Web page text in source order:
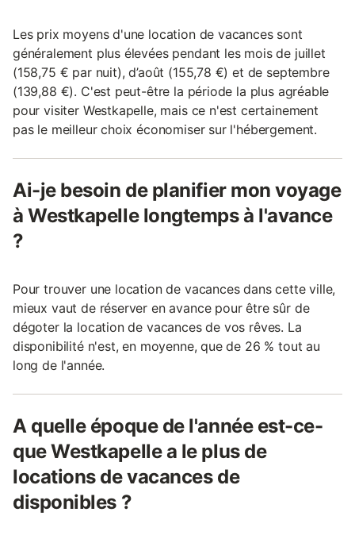
Les prix moyens d'une location de vacances sont
généralement plus élevées pendant les mois de juillet
(158,75 € par nuit), d’août (155,78 €) et de septembre
(139,88 €). C'est peut-être la période la plus agréable
pour visiter Westkapelle, mais ce n'est certainement
pas le meilleur choix économiser sur l'hébergement.
Ai-je besoin de planifier mon voyage
à Westkapelle longtemps à l'avance
?
Pour trouver une location de vacances dans cette ville,
mieux vaut de réserver en avance pour être sûr de
dégoter la location de vacances de vos rêves. La
disponibilité n'est, en moyenne, que de 26 % tout au
long de l'année.
A quelle époque de l'année est-ce-
que Westkapelle a le plus de
locations de vacances de
disponibles ?